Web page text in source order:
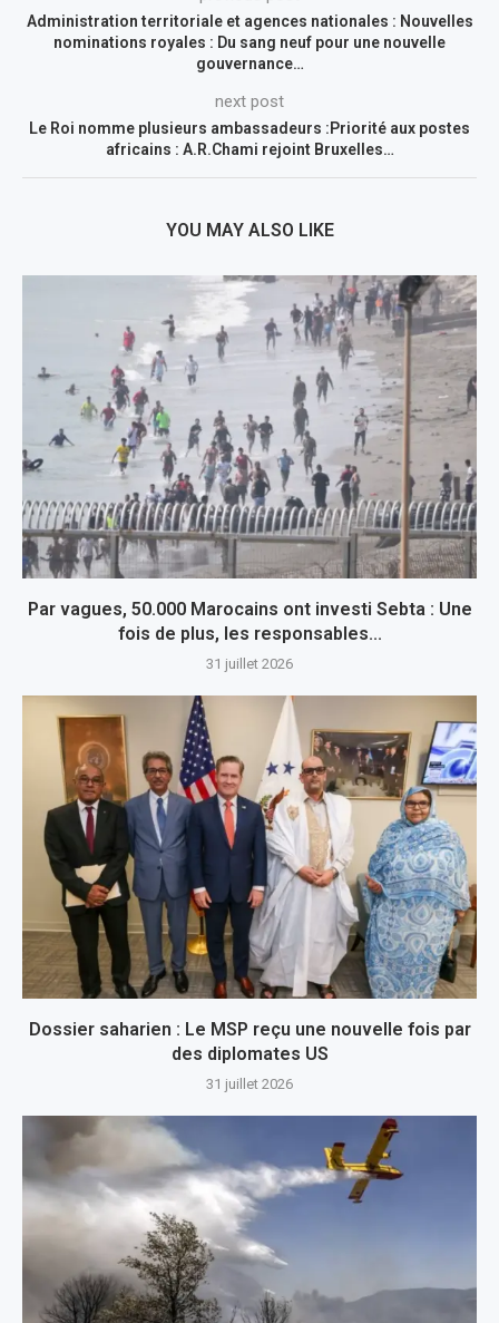
Administration territoriale et agences nationales : Nouvelles
nominations royales : Du sang neuf pour une nouvelle
gouvernance…
next post
Le Roi nomme plusieurs ambassadeurs :Priorité aux postes
africains : A.R.Chami rejoint Bruxelles…
YOU MAY ALSO LIKE
Par vagues, 50.000 Marocains ont investi Sebta : Une
fois de plus, les responsables...
31 juillet 2026
Dossier saharien : Le MSP reçu une nouvelle fois par
des diplomates US
31 juillet 2026